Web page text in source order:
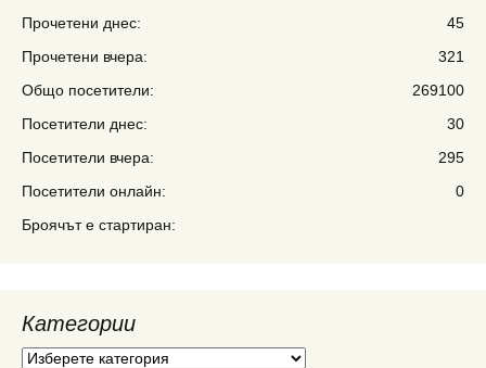
45
Прочетени днес:
321
Прочетени вчера:
269100
Общо посетители:
30
Посетители днес:
295
Посетители вчера:
0
Посетители онлайн:
Броячът е стартиран:
Категории
Категории